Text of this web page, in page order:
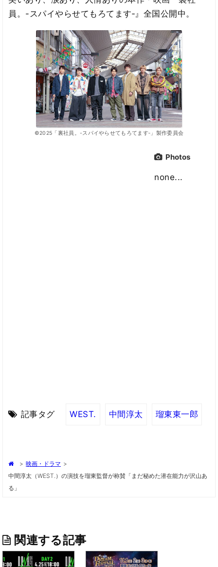
員。-スパイやらせてもろてます‐』全国公開中。
©2025「裏社員。-スパイやらせてもろてます‐」製作委員会
Photos
none...
記事タグ WEST. 中間淳太 瑠東東一郎
> 映画・ドラマ >
中間淳太（WEST.）の演技を瑠東監督が称賛「まだ秘めた潜在能力が沢山あ
る」
関連する記事